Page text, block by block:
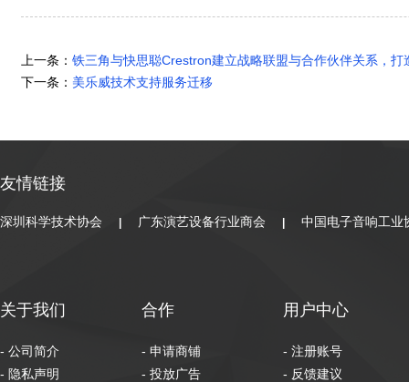
上一条： 铁三角与快思聪Crestron建立战略联盟与合作伙伴关系，
下一条： 美乐威技术支持服务迁移
友情链接
深圳科学技术协会 广东演艺设备行业商会 中国电子音响工业
关于我们
- 公司简介
- 隐私声明
合作
- 申请商铺
- 投放广告
用户中心
- 注册账号
- 反馈建议